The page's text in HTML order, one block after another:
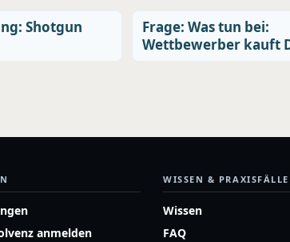
Shotgun
Frage: Was tun bei:
Wettbewerber kauft
anmelden
WISSEN & PRAXISFÄLLE
Wissen
FAQ